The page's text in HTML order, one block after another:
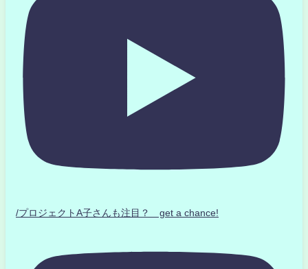
/プロジェクトA子さんも注目？ get a chance!